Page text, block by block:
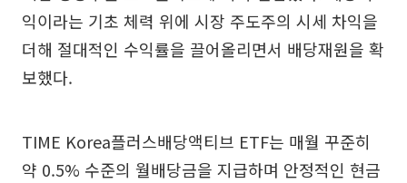
익이라는 기초 체력 위에 시장 주도주의 시세 차익을
더해 절대적인 수익률을 끌어올리면서 배당재원을 확
보했다.
TIME Korea플러스배당액티브 ETF는 매월 꾸준히
약 0.5% 수준의 월배당금을 지급하며 안정적인 현금